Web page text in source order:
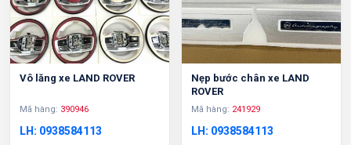
Vô lăng xe LAND ROVER
Mã hàng: 390946
LH: 0938584113
Nẹp bước chân xe LAND
ROVER
Mã hàng: 241929
LH: 0938584113